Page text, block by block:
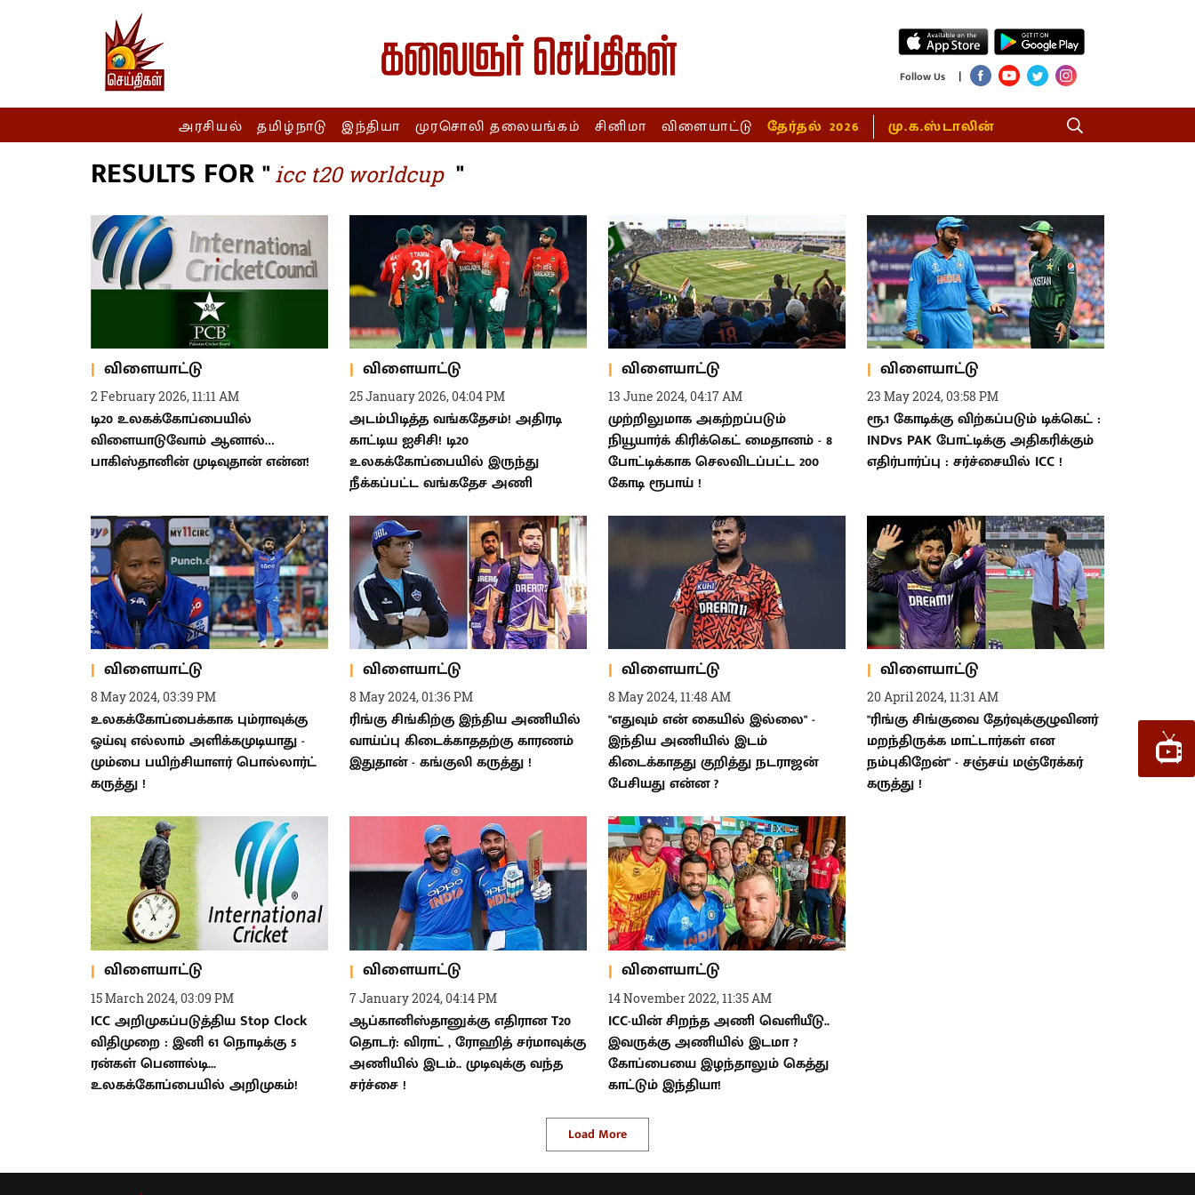
Follow Us |
அரசியல் தமிழ்நாடு இந்தியா முரசொலி தலையங்கம் சினிமா விளையாட்டு தேர்தல் 2026 மு.க.ஸ்டாலின்
RESULTS FOR "icc t20 worldcup "
விளையாட்டு
2 February 2026, 11:11 AM
டி20 உலகக்கோப்பையில்
விளையாடுவோம் ஆனால்…
பாகிஸ்தானின் முடிவுதான் என்ன!
விளையாட்டு
25 January 2026, 04:04 PM
அடம்பிடித்த வங்கதேசம்! அதிரடி
காட்டிய ஐசிசி! டி20
உலகக்கோப்பையில் இருந்து
நீக்கப்பட்ட வங்கதேச அணி
விளையாட்டு
13 June 2024, 04:17 AM
முற்றிலுமாக அகற்றப்படும்
நியூயார்க் கிரிக்கெட் மைதானம் - 8
போட்டிக்காக செலவிடப்பட்ட 200
கோடி ரூபாய் !
விளையாட்டு
23 May 2024, 03:58 PM
ரூ.1 கோடிக்கு விற்கப்படும் டிக்கெட் :
INDvs PAK போட்டிக்கு அதிகரிக்கும்
எதிர்பார்ப்பு : சர்ச்சையில் ICC !
விளையாட்டு
8 May 2024, 03:39 PM
உலகக்கோப்பைக்காக பும்ராவுக்கு
ஓய்வு எல்லாம் அளிக்கமுடியாது -
மும்பை பயிற்சியாளர் பொல்லார்ட்
கருத்து !
விளையாட்டு
8 May 2024, 01:36 PM
ரிங்கு சிங்கிற்கு இந்திய அணியில்
வாய்ப்பு கிடைக்காததற்கு காரணம்
இதுதான் - கங்குலி கருத்து !
விளையாட்டு
8 May 2024, 11:48 AM
"எதுவும் என் கையில் இல்லை" -
இந்திய அணியில் இடம்
கிடைக்காதது குறித்து நடராஜன்
பேசியது என்ன ?
விளையாட்டு
20 April 2024, 11:31 AM
"ரிங்கு சிங்குவை தேர்வுக்குழுவினர்
மறந்திருக்க மாட்டார்கள் என
நம்புகிறேன்" - சஞ்சய் மஞ்ரேக்கர்
கருத்து !
விளையாட்டு
15 March 2024, 03:09 PM
ICC அறிமுகப்படுத்திய Stop Clock
விதிமுறை : இனி 61 நொடிக்கு 5
ரன்கள் பெனால்டி...
உலகக்கோப்பையில் அறிமுகம்!
விளையாட்டு
7 January 2024, 04:14 PM
ஆப்கானிஸ்தானுக்கு எதிரான T20
தொடர்: விராட் , ரோஹித் சர்மாவுக்கு
அணியில் இடம்.. முடிவுக்கு வந்த
சர்ச்சை !
விளையாட்டு
14 November 2022, 11:35 AM
ICC-யின் சிறந்த அணி வெளியீடு..
இவருக்கு அணியில் இடமா ?
கோப்பையை இழந்தாலும் கெத்து
காட்டும் இந்தியா!
Load More